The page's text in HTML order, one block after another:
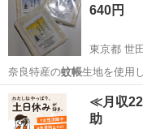
640円
東京都 世
奈良特産の蚊帳生地を使用
ふきん サ…
東京 世田谷区 世
≪月収22
助